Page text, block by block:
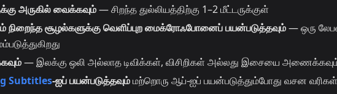
அருகில் வைக்கவும்— சிறந்த துல்லியத்திற்கு 1–2 மீட்டருக்குள்
சூழல்களுக்கு வெளிப்புற மைக்ரோஃபோனைப் பயன்படுத்தவும்— ஒரு
— இலக்கு ஒலி அல்லாத டிவிக்கள், விசிறிகள் அல்லது இசையை
Subtitles-ஐப் பயன்படுத்தவும்மற்றொரு ஆப்-ஐப் பயன்படுத்தும்போது வசன வரிகள்